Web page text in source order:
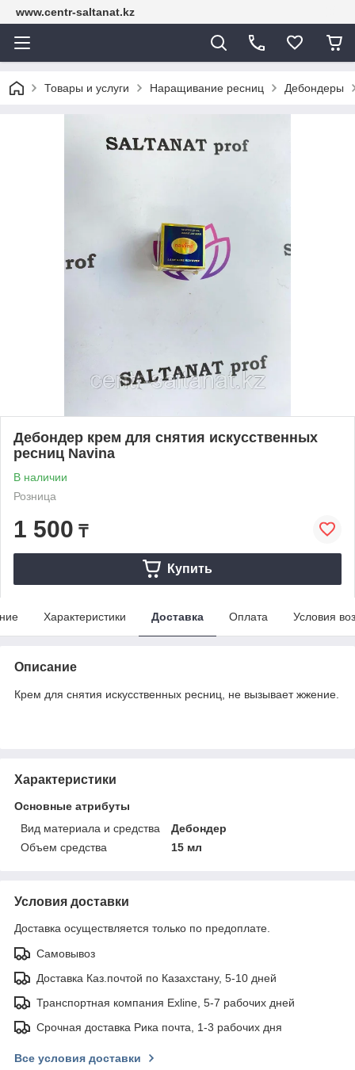
www.centr-saltanat.kz
Товары и услуги Наращивание ресниц Дебондеры
Дебондер крем для снятия искусственных
ресниц Navina
В наличии
Розница
1 500 ₸
Купить
Характеристики Доставка Оплата Условия
Описание
Крем для снятия искусственных ресниц, не вызывает жжение.
Характеристики
Основные атрибуты
Вид материала и средства
Дебондер
Объем средства
15 мл
Условия доставки
Доставка осуществляется только по предоплате.
Самовывоз
Доставка Каз.почтой по Казахстану, 5-10 дней
Транспортная компания Exline, 5-7 рабочих дней
Срочная доставка Рика почта, 1-3 рабочих дня
Все условия доставки